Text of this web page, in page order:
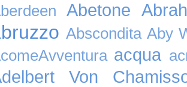
Abetone
Abscondita Aby
acqua
Von